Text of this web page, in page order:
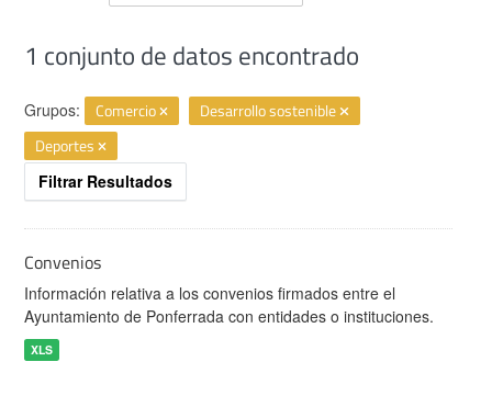
1 conjunto de datos encontrado
Grupos: Comercio
Desarrollo sostenible
Deportes
Filtrar Resultados
Convenios
Información relativa a los convenios firmados entre el
Ayuntamiento de Ponferrada con entidades o instituciones.
XLS